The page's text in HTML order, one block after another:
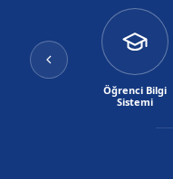
Öğrenci Bilgi
Sistemi